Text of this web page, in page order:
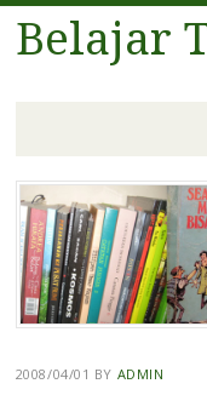
Belajar
Skip
to
content
2008/04/01 BY ADMIN